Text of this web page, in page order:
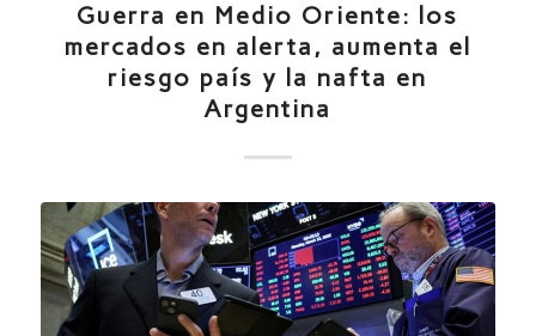
Guerra en Medio Oriente: los
mercados en alerta, aumenta el
riesgo país y la nafta en
Argentina